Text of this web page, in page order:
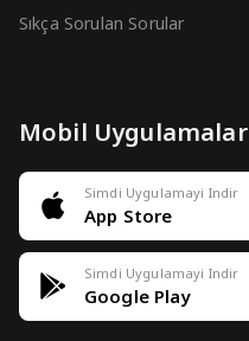
Sıkça Sorulan Sorular
Mobil Uygulamalar
Simdi Uygulamayi Indir
App Store
Simdi Uygulamayi Indir
Google Play